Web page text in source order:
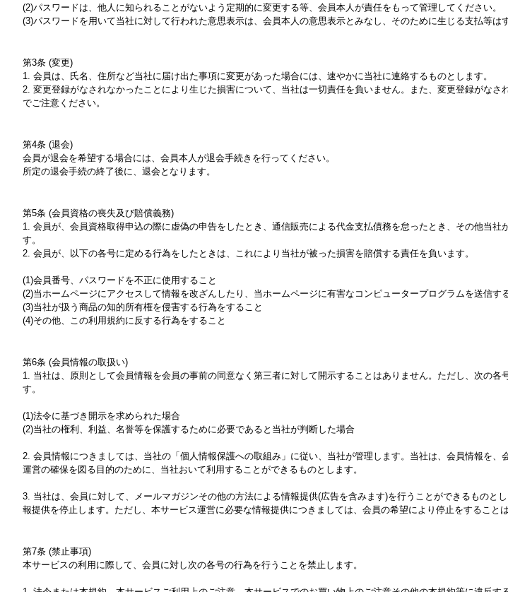
(2)パスワードは、他人に知られることがないよう定期的に変更する等、会員本人が責任をもって管理してください。
(3)パスワードを用いて当社に対して行われた意思表示は、会員本人の意思表示とみなし、そのために生じる支払等は
第3条 (変更)
1. 会員は、氏名、住所など当社に届け出た事項に変更があった場合には、速やかに当社に連絡するものとします。
2. 変更登録がなされなかったことにより生じた損害について、当社は一切責任を負いません。また、変更登録がな
でご注意ください。
第4条 (退会)
会員が退会を希望する場合には、会員本人が退会手続きを行ってください。
所定の退会手続の終了後に、退会となります。
第5条 (会員資格の喪失及び賠償義務)
1. 会員が、会員資格取得申込の際に虚偽の申告をしたとき、通信販売による代金支払債務を怠ったとき、その他当
す。
2. 会員が、以下の各号に定める行為をしたときは、これにより当社が被った損害を賠償する責任を負います。
(1)会員番号、パスワードを不正に使用すること
(2)当ホームページにアクセスして情報を改ざんしたり、当ホームページに有害なコンピュータープログラムを送信す
(3)当社が扱う商品の知的所有権を侵害する行為をすること
(4)その他、この利用規約に反する行為をすること
第6条 (会員情報の取扱い)
1. 当社は、原則として会員情報を会員の事前の同意なく第三者に対して開示することはありません。ただし、次の
す。
(1)法令に基づき開示を求められた場合
(2)当社の権利、利益、名誉等を保護するために必要であると当社が判断した場合
2. 会員情報につきましては、当社の「個人情報保護への取組み」に従い、当社が管理します。当社は、会員情報を
運営の確保を図る目的のために、当社おいて利用することができるものとします。
3. 当社は、会員に対して、メールマガジンその他の方法による情報提供(広告を含みます)を行うことができるもの
報提供を停止します。ただし、本サービス運営に必要な情報提供につきましては、会員の希望により停止をすることは
第7条 (禁止事項)
本サービスの利用に際して、会員に対し次の各号の行為を行うことを禁止します。